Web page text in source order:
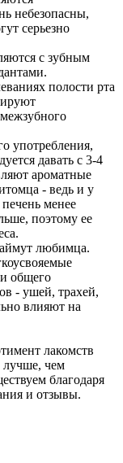
небезопасны,
серьезно
с зубным
полости рта
употребления,
давать с 3-4
ароматные
- ведь и у
менее
поэтому ее
любимца.
общего
- ушей, трахей,
влияют на
лакомств
лучше, чем
благодаря
и отзывы.